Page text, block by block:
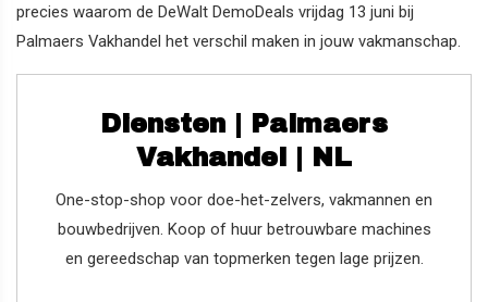
precies waarom de DeWalt DemoDeals vrijdag 13 juni bij
Palmaers Vakhandel het verschil maken in jouw vakmanschap.
Diensten | Palmaers
Vakhandel | NL
One-stop-shop voor doe-het-zelvers, vakmannen en
bouwbedrijven. Koop of huur betrouwbare machines
en gereedschap van topmerken tegen lage prijzen.